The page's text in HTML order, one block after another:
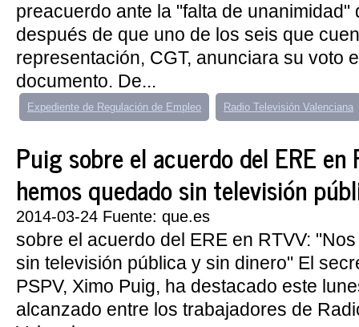
preacuerdo ante la "falta de unanimidad"
después de que uno de los seis que
representación, CGT, anunciara su voto
documento. De...
Expediente de Regulación de Empleo Radio Televisión Valenciana
Puig sobre el acuerdo del ERE en
hemos quedado sin televisión
2014-03-24 Fuente: que.es
sobre el acuerdo del ERE en RTVV:
sin televisión pública y sin dinero" El
PSPV, Ximo Puig, ha destacado este
alcanzado entre los trabajadores de